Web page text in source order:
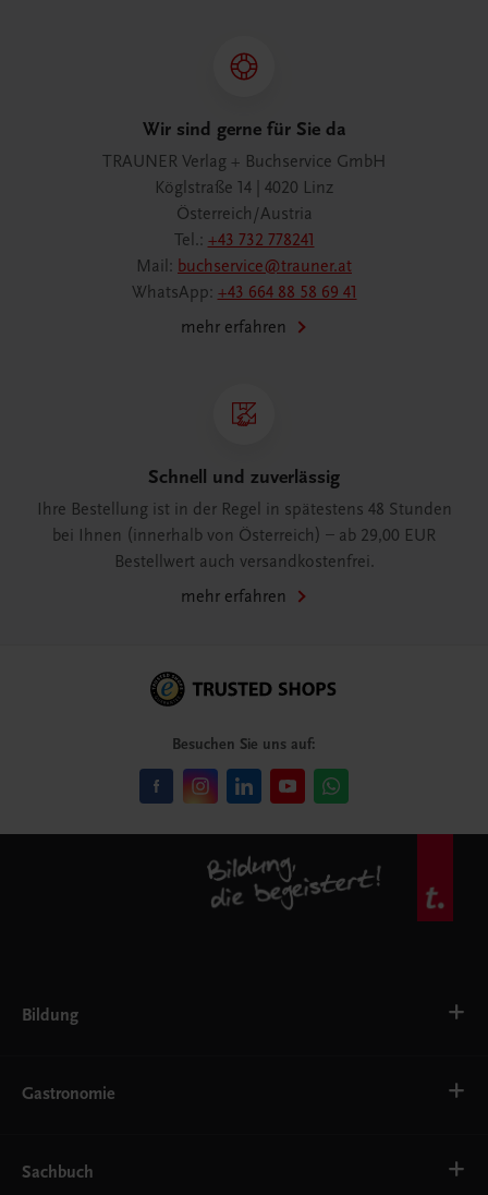
Wir sind gerne für Sie da
TRAUNER Verlag + Buchservice GmbH
Köglstraße 14 | 4020 Linz
Österreich/Austria
Tel.: +43 732 778241
Mail: buchservice@trauner.at
WhatsApp: +43 664 88 58 69 41
mehr erfahren
Schnell und zuverlässig
Ihre Bestellung ist in der Regel in spätestens 48 Stunden
bei Ihnen (innerhalb von Österreich) – ab 29,00 EUR
Bestellwert auch versandkostenfrei.
mehr erfahren
Besuchen Sie uns auf:
Bildung
AHS
EWF/ZWF
FW
Gastronomie
Getränke
Sachbuch